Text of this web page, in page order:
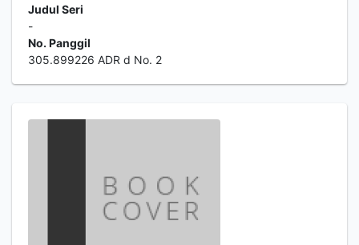
Judul Seri
-
No. Panggil
305.899226 ADR d No. 2